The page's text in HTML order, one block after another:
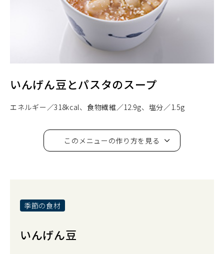
いんげん豆とパスタのスープ
エネルギー 318kcal 食物繊維 12.9g 塩分 1.5g
このメニューの作り方を見る
季節の食材
いんげん豆